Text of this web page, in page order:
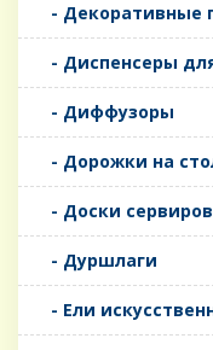
- Декоративные
- Диспенсеры
- Диффузоры
- Дорожки на
- Доски
- Дуршлаги
- Ели